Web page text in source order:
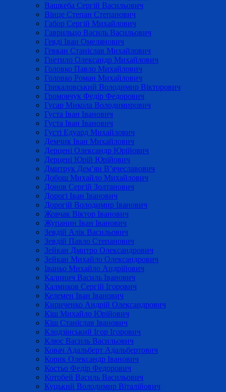
Вашкеба Сергій Васильович
Вінце Степан Степанович
Габор Сергій Михайлович
Гаврильцо Василь Васильович
Гевді Іван Омелянович
Гевкан Станіслав Михайлович
Гнетило Олександр Михайлович
Головко Павло Михайлович
Головко Роман Михайлович
Грикаловський Володимир Вікторович
Громовчук Федір Федорович
Гусар Микола Володимирович
Густа Іван Іванович
Густа Іван Іванович
Густі Едуард Михайлович
Демчик Іван Михайлович
Дерцені Олександр Юрійович
Дерцені Юрій Юрійович
Дмитрук Дем’ян В’ячеславович
Добош Михайло Михайлович
Донов Сергій Золтанович
Дорогі Іван Іванович
Дорогій Володимир Іванович
Жовчак Віктор Іванович
Жупанин Іван Іванович
Зевдій Алік Васильович
Зевдій Павло Степанович
Зейкан Дмитро Олександрович
Зейкан Михайло Олександрович
Іваньо Михайло Андрійович
Калинич Василь Іванович
Калмиков Сергій Ігорович
Келемен Іван Іванович
Кириченко Андрій Олександрович
Кіш Михайло Юрійович
Кіш Станіслав Іванович
Клодзінський Ігор Ігорович
Клюс Василь Васильович
Ковач Адальберт Адальбертович
Корик Олександр Іванович
Костьо Федір Федорович
Котобей Василь Васильович
Куцький Володимир Віталійович